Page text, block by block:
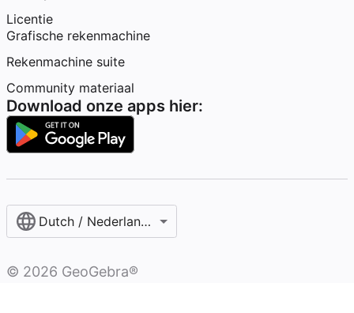
Licentie
Grafische rekenmachine
Rekenmachine suite
Community materiaal
Download onze apps hier:
Dutch / Nederlands‎ (België)‎
© 2026 GeoGebra®